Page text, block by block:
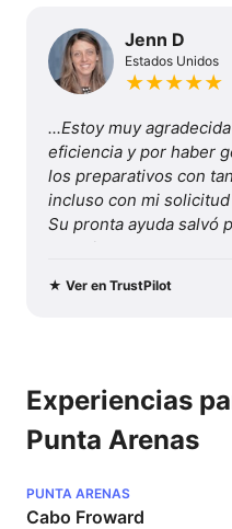
donde tenemos
realizar 4-5
17:00Fín de
Tiempo total de
Jenn D
Estados Unidos
★★★★★
...Estoy muy
eficiencia y por haber
los preparativos con
incluso con mi
Su pronta ayuda salvó
vacaciones...
★ Ver en TrustPilot
Experiencias
Punta Arenas
PUNTA ARENAS
Cabo Froward